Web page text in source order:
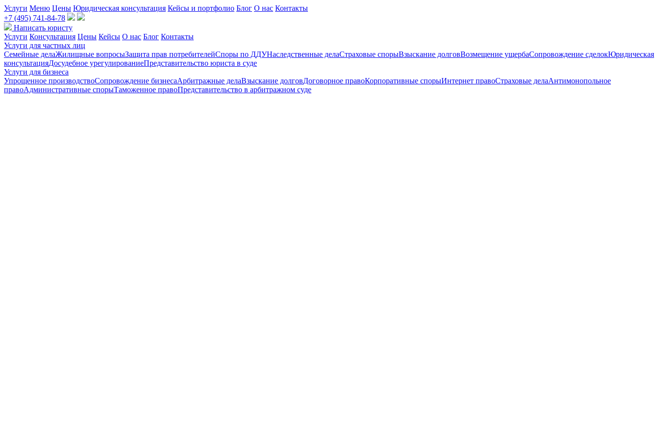
Услуги Меню Цены Юридическая консультация Кейсы и портфолио Блог О нас Контакты
+7 (495) 741-84-78
Написать юристу
Услуги Консультация Цены Кейсы О нас Блог Контакты
Услуги для частных лиц
Семейные делаЖилищные вопросыЗащита прав потребителейСпоры по ДДУНаследственные делаСтраховые спорыВзыскание долговВозмещение ущербаСопровождение сделокЮридическая
консультацияДосудебное урегулированиеПредставительство юриста в суде
Услуги для бизнеса
Упрощенное производствоСопровождение бизнесаАрбитражные делаВзыскание долговДоговорное правоКорпоративные спорыИнтернет правоСтраховые делаАнтимонопольное
правоАдминистративные спорыТаможенное правоПредставительство в арбитражном суде